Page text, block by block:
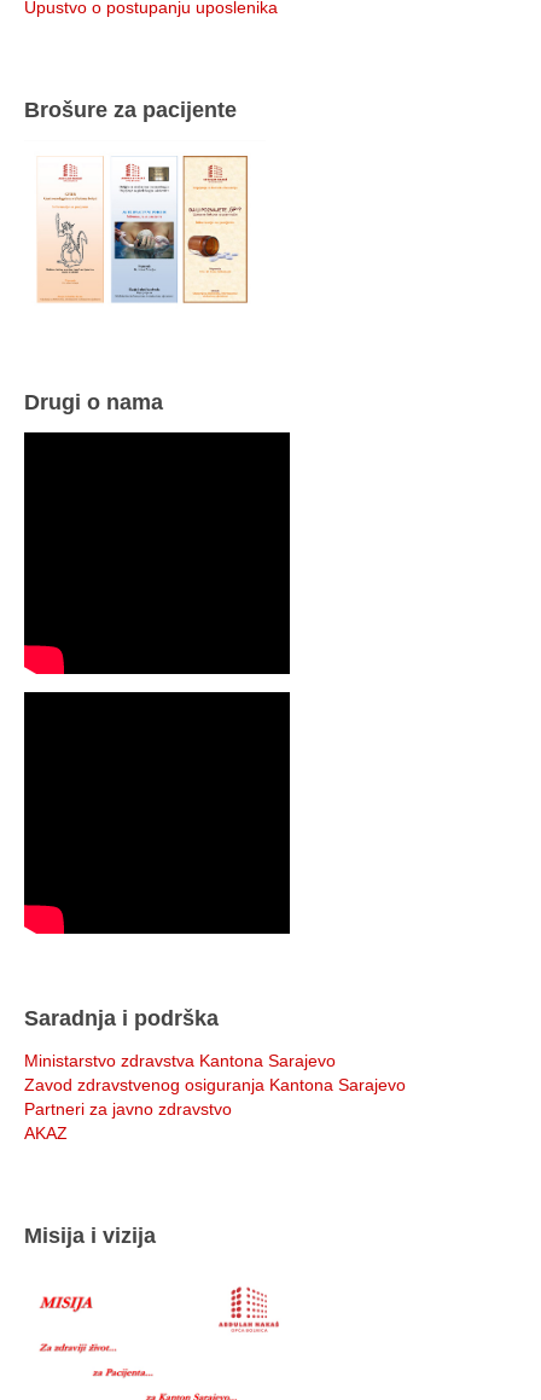
Upustvo o postupanju uposlenika
Brošure za pacijente
Drugi o nama
Saradnja i podrška
Ministarstvo zdravstva Kantona Sarajevo
Zavod zdravstvenog osiguranja Kantona Sarajevo
Partneri za javno zdravstvo
AKAZ
Misija i vizija